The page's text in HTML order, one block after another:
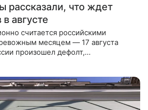
рассказали, что ждет
августе
считается российскими
месяцем — 17 августа
произошел дефолт,